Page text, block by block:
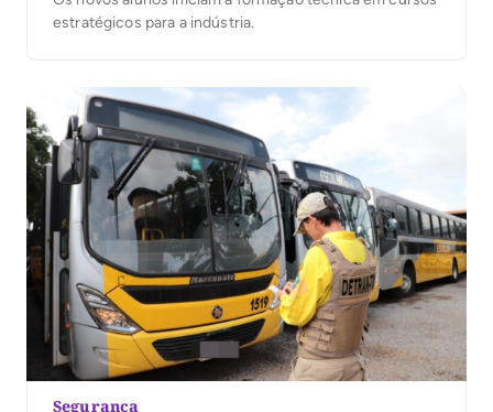
estratégicos para a indústria.
Segurança